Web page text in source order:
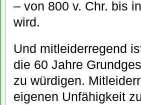
– von 800 v. Chr. bis
wird.
Und mitleiderregend
die 60 Jahre
zu würdigen.
eigenen Unfähigkeit